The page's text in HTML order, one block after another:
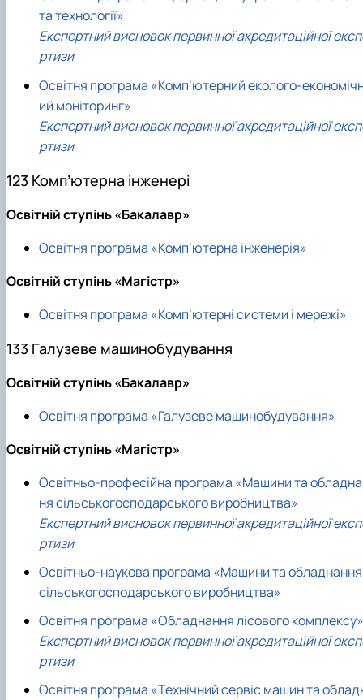
та технології»
Експертний висновок первинної акредитаційної
ртизи
Освітня програма «Комп’ютерний еколого-
ий моніторинг»
Експертний висновок первинної акредитаційної
ртизи
123 Комп’ютерна інженері
Освітній ступінь «Бакалавр»
Освітня програма «Комп’ютерна інженерія»
Освітній ступінь «Магістр»
Освітня програма «Комп’ютерні системи і мережі»
133 Галузеве машинобудування
Освітній ступінь «Бакалавр»
Освітня програма «Галузеве машинобудування»
Освітній ступінь «Магістр»
Освітньо-професійна програма «Машини та
ня сільськогосподарського виробництва»
Експертний висновок первинної акредитаційної
ртизи
Освітньо-наукова програма «Машини та обладнання
сільськогосподарського виробництва»
Освітня програма «Обладнання лісового комплексу»
Експертний висновок первинної акредитаційної
ртизи
Освітня програма «Технічний сервіс машин та